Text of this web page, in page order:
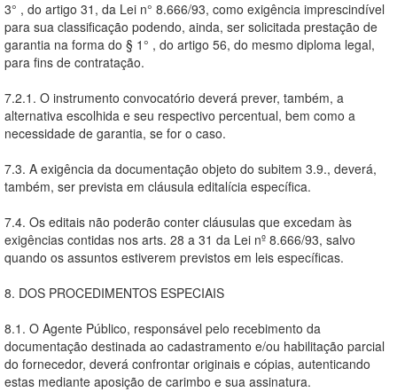
3° , do artigo 31, da Lei n° 8.666/93, como exigência imprescindível
para sua classificação podendo, ainda, ser solicitada prestação de
garantia na forma do § 1° , do artigo 56, do mesmo diploma legal,
para fins de contratação.
7.2.1. O instrumento convocatório deverá prever, também, a
alternativa escolhida e seu respectivo percentual, bem como a
necessidade de garantia, se for o caso.
7.3. A exigência da documentação objeto do subitem 3.9., deverá,
também, ser prevista em cláusula editalícia específica.
7.4. Os editais não poderão conter cláusulas que excedam às
exigências contidas nos arts. 28 a 31 da Lei nº 8.666/93, salvo
quando os assuntos estiverem previstos em leis específicas.
8. DOS PROCEDIMENTOS ESPECIAIS
8.1. O Agente Público, responsável pelo recebimento da
documentação destinada ao cadastramento e/ou habilitação parcial
do fornecedor, deverá confrontar originais e cópias, autenticando
estas mediante aposição de carimbo e sua assinatura.